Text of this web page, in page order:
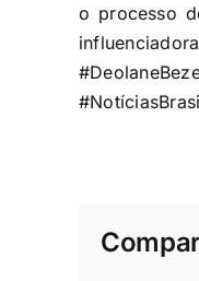
o processo